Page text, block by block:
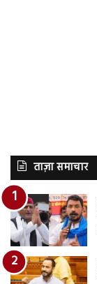
ताज़ा समाचार